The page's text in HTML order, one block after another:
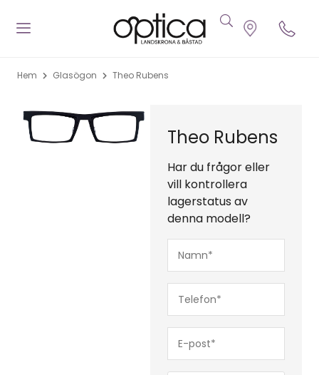
Hem Glasögon Theo Rubens
Theo Rubens
Har du frågor eller
vill kontrollera
lagerstatus av
denna modell?
post*
(Obligatoriskt)